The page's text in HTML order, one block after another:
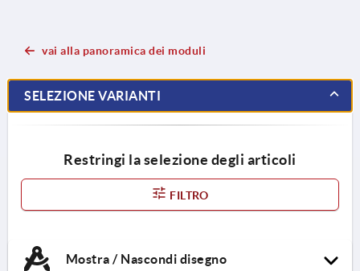
vai alla panoramica dei moduli
SELEZIONE VARIANTI
Restringi la selezione degli articoli
FILTRO
Mostra / Nascondi disegno